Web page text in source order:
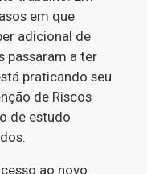
em que
adicional de
passaram a ter
praticando seu
de Riscos
de estudo
ao novo